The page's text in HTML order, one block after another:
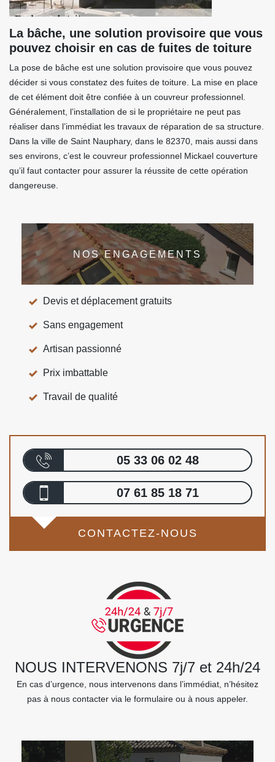
La bâche, une solution provisoire que vous
pouvez choisir en cas de fuites de toiture
La pose de bâche est une solution provisoire que vous pouvez
décider si vous constatez des fuites de toiture. La mise en place
de cet élément doit être confiée à un couvreur professionnel.
Généralement, l’installation de si le propriétaire ne peut pas
réaliser dans l’immédiat les travaux de réparation de sa structure.
Dans la ville de Saint Nauphary, dans le 82370, mais aussi dans
ses environs, c’est le couvreur professionnel Mickael couverture
qu’il faut contacter pour assurer la réussite de cette opération
dangereuse.
NOS ENGAGEMENTS
Devis et déplacement gratuits
Sans engagement
Artisan passionné
Prix imbattable
Travail de qualité
05 33 06 02 48
07 61 85 18 71
CONTACTEZ-NOUS
NOUS INTERVENONS 7j/7 et 24h/24
En cas d’urgence, nous intervenons dans l’immédiat, n’hésitez
pas à nous contacter via le formulaire ou à nous appeler.